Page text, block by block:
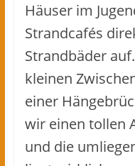
Häuser im
Strandcafés
Strandbäder
kleinen
einer
wir einen tollen
und die